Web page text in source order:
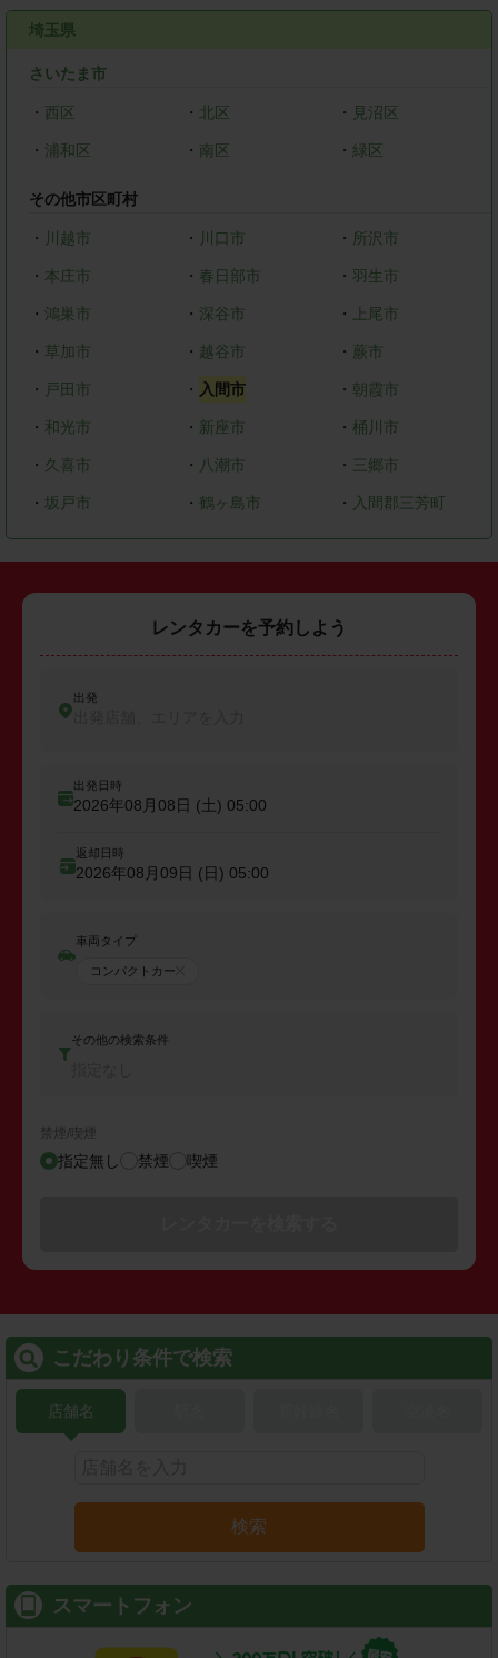
埼玉県
さいたま市
・ 西区 ・ 北区 ・ 見沼区
・ 浦和区 ・ 南区 ・ 緑区
その他市区町村
・ 川越市 ・ 川口市 ・ 所沢市
・ 本庄市 ・ 春日部市 ・羽生市
・ 鴻巣市 ・ 深谷市 ・ 上尾市
・ 草加市 ・ 越谷市 ・ 蕨市
・ 戸田市 ・ 入間市 ・ 朝霞市
・ 和光市 ・ 新座市 ・ 桶川市
・ 久喜市 ・ 八潮市 ・ 三郷市
・ 坂戸市 ・ 鶴ヶ島市 ・ 入間郡三芳町
レンタカーを予約しよう
出発
出発日時
2026年08月08日 (土) 05:00
返却日時
2026年08月09日 (日) 05:00
車両タイプ
コンパクトカー
その他の検索条件
禁煙/喫煙
指定無し 禁煙 喫煙
こだわり条件で検索
店舗名
検索
スマートフォン